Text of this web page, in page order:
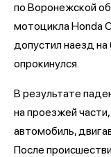
по Воронежской
мотоцикла Honda
допустил наезд
опрокинулся.
В результате
на проезжей
автомобиль,
После